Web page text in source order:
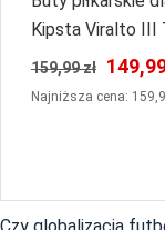
Kipsta Viralto III
sznurowane
159,99 zł
Najniższa cena: